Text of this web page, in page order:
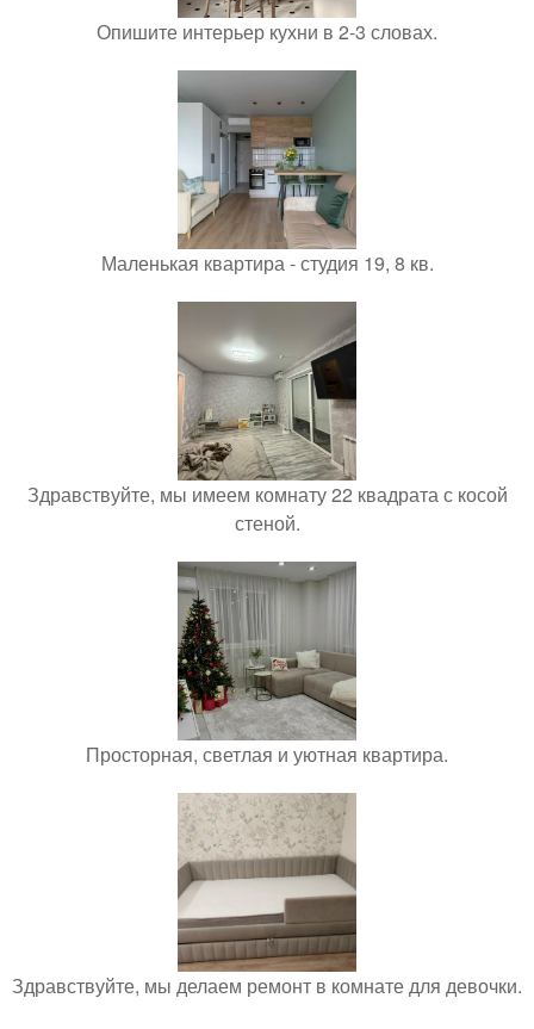
Опишите интерьер кухни в 2-3 словах.
Маленькая квартира - студия 19, 8 кв.
Здравствуйте, мы имеем комнату 22 квадрата с косой
стеной.
Просторная, светлая и уютная квартира.
Здравствуйте, мы делаем ремонт в комнате для девочки.